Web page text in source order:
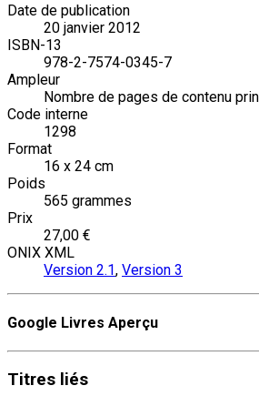
Date de publication
20 janvier 2012
ISBN-13
978-2-7574-0345-7
Ampleur
Nombre de pages de contenu
Code interne
1298
Format
16 x 24 cm
Poids
565 grammes
Prix
27,00 €
ONIX XML
Version 2.1, Version 3
Google Livres Aperçu
Titres liés